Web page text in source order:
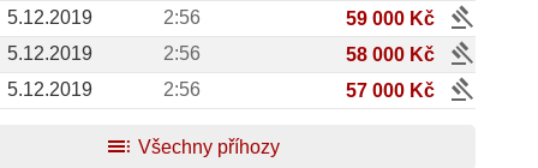
5.12.2019 2:56 59 000 Kč gavel
5.12.2019 2:56 58 000 Kč gavel
5.12.2019 2:56 57 000 Kč
gavel
toc Všechny příhozy